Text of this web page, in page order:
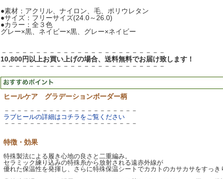
●素材：アクリル、ナイロン、毛、ポリウレタン
●サイズ：フリーサイズ(24.0～26.0)
●カラー：全３色
グレー×黒、ネイビー×黒、グレー×ネイビー
－－－－－－－－－－－－－－－－－－－－－－－－
10,800円以上お買い上げの場合、送料無料でお届け致します！
－－－－－－－－－－－－－－－－－－－－－－－－
ヒールケア グラデーションボーダー柄
－－－－－－－－－－－－－－－－－－－－－
ラブヒールの詳細はコチラをご覧ください
－－－－－－－－－－－－－－－－－－－－－
特徴・効果
特殊製法による履き心地の良さと二重編み。
セラミック練り込みの特殊糸から放射される遠赤外線が
優れた保温性を発揮し、さらに特殊保温シートでカカトのカサカサをすっき